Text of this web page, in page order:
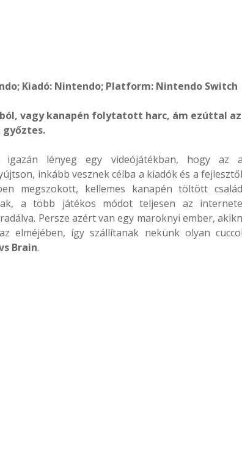
Kiadó: Nintendo; Platform: Nintendo Switch
vagy kanapén folytatott harc, ám ezúttal
győztes.
igazán lényeg egy videójátékban, hogy az
inkább vesznek célba a kiadók és a
megszokott, kellemes kanapén töltött
a több játékos módot teljesen az
Persze azért van egy maroknyi ember,
elméjében, így szállítanak nekünk olyan
Brain.